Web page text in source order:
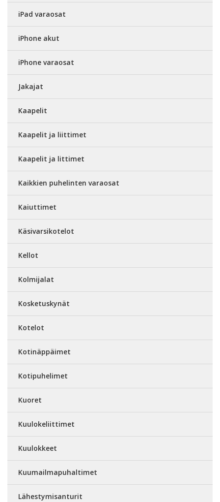
iPad varaosat
iPhone akut
iPhone varaosat
Jakajat
Kaapelit
Kaapelit ja liittimet
Kaapelit ja littimet
Kaikkien puhelinten varaosat
Kaiuttimet
Käsivarsikotelot
Kellot
Kolmijalat
Kosketuskynät
Kotelot
Kotinäppäimet
Kotipuhelimet
Kuoret
Kuulokeliittimet
Kuulokkeet
Kuumailmapuhaltimet
Lähestymisanturit